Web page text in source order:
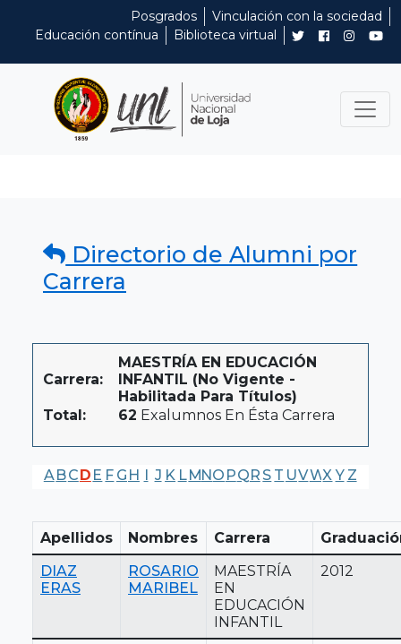
Posgrados
Vinculación con la sociedad
Educación contínua
Biblioteca virtual
Directorio de Alumni por
Carrera
Carrera:
MAESTRÍA EN EDUCACIÓN
INFANTIL (No Vigente -
Habilitada Para Títulos)
Total:
62 Exalumnos En Ésta Carrera
A BCD E F G H I J K LMNO PQR S T UVWX Y Z
Apellidos Nombres Carrera
DIAZ
ERAS
ROSARIO
MARIBEL
MAESTRÍA
EN
EDUCACIÓN
INFANTIL
2012